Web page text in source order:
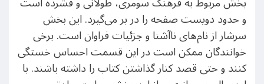
و حدود دویست صفحه را در بر می‌گیرد. این بخش
سرشار از نام‌های ناآشنا و جزئیات فراوان است. برخی
خوانندگان ممکن است در این قسمت احساس خستگی
کنند و حتی قصد کنار گذاشتن کتاب را داشته باشند. با